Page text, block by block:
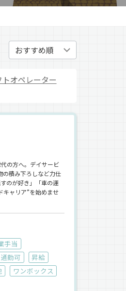
オペレーター
の方へ。デイサービ
の積み下ろしなど力仕
のが好き」「車の運
キャリア”を始めませ
手当
勤可
昇給
ワンボックス